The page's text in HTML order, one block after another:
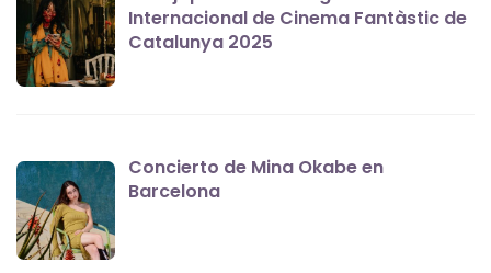
Internacional de Cinema Fantàstic de
Catalunya 2025
Concierto de Mina Okabe en
Barcelona